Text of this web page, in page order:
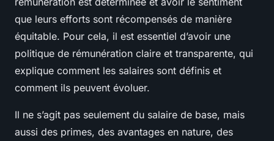
que leurs efforts sont récompensés de manière
équitable. Pour cela, il est essentiel d’avoir une
politique de rémunération claire et transparente, qui
explique comment les salaires sont définis et
comment ils peuvent évoluer.
Il ne s’agit pas seulement du salaire de base, mais
aussi des primes, des avantages en nature, des